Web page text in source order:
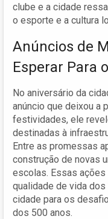
clube e a cidade
o esporte e a cultura
Anúncios de
Esperar Para
No aniversário da
anúncio que deixou a
festividades, ele
destinadas à
Entre as promessas
construção de novas
escolas. Essas ações
qualidade de vida
cidade para os
dos 500 anos.